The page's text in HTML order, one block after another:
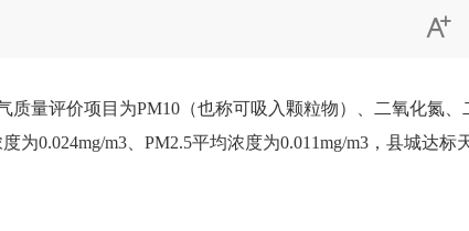

质量评价项目为PM10（也称可吸入颗粒物）、二氧化氮
0.024mg/m3、PM2.5平均浓度为0.011mg/m3，县城达标